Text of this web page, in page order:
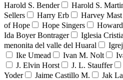
Harold S. Bender
Harold S.
Sellers
Harry Erb Harvey Mast
of Hope
Hope Singers
Ida Boyer Bontrager
Iglesia
menonita del valle del Huaral
Ike Umead
Ivan M. Nolt
J. Elvin Horst
J. L. Stauffer
Yoder
Jaime Castillo M. Jak